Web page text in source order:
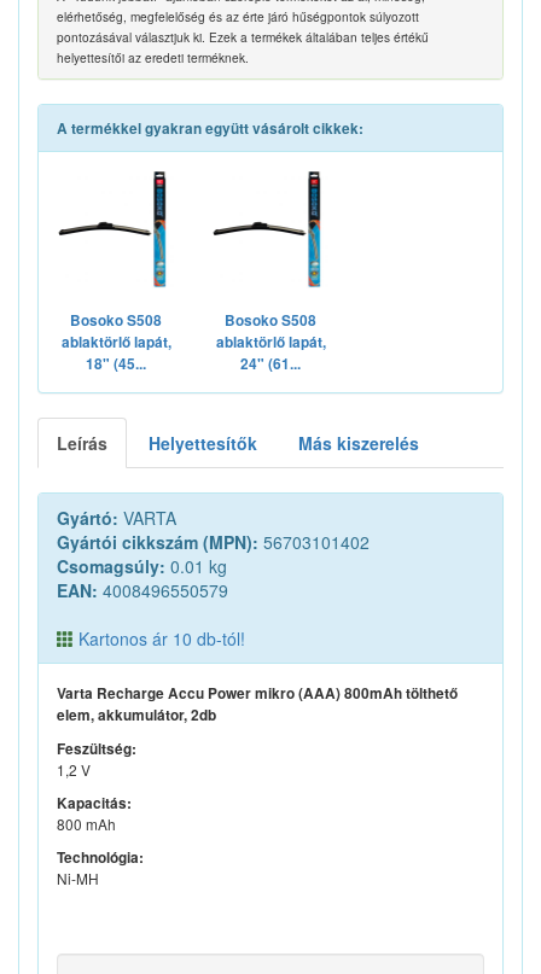
elérhetőség, megfelelőség és az érte járó hűségpontok súlyozott
pontozásával választjuk ki. Ezek a termékek általában teljes értékű
helyettesítői az eredeti terméknek.
A termékkel gyakran együtt vásárolt cikkek:
Bosoko S508
ablaktörlő lapát,
18" (45...
Bosoko S508
ablaktörlő lapát,
24" (61...
Leírás Helyettesítők Más kiszerelés
Gyártó: VARTA
Gyártói cikkszám (MPN): 56703101402
Csomagsúly: 0.01 kg
EAN: 4008496550579
Kartonos ár 10 db-tól!
Varta Recharge Accu Power mikro (AAA) 800mAh tölthető
elem, akkumulátor, 2db
Feszültség:
1,2 V
Kapacitás:
800 mAh
Technológia:
Ni-MH